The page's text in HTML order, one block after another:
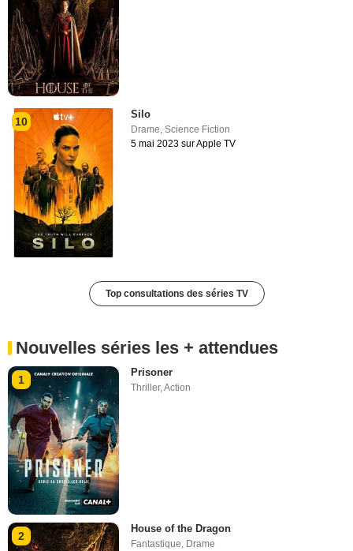
10
Silo
Drame,Science Fiction
5 mai 2023 sur Apple TV
Top consultations des séries TV
Nouvelles séries les + attendues
1
Prisoner
Thriller,Action
2
House of the Dragon
Fantastique, Drame